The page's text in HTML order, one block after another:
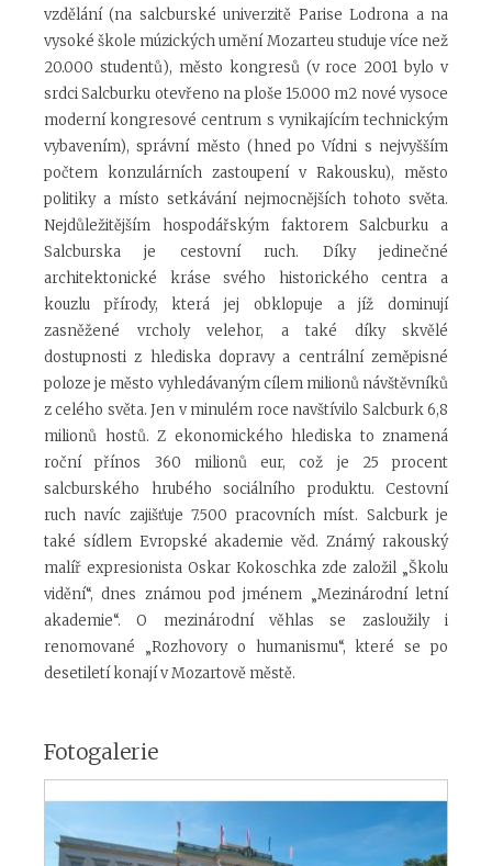
vzdělání (na salcburské univerzitě Parise Lodrona a na
vysoké škole múzických umění Mozarteu studuje více než
20.000 studentů), město kongresů (v roce 2001 bylo v
srdci Salcburku otevřeno na ploše 15.000 m2 nové vysoce
moderní kongresové centrum s vynikajícím technickým
vybavením), správní město (hned po Vídni s nejvyšším
počtem konzulárních zastoupení v Rakousku), město
politiky a místo setkávání nejmocnějších tohoto světa.
Nejdůležitějším hospodářským faktorem Salcburku a
Salcburska je cestovní ruch. Díky jedinečné
architektonické kráse svého historického centra a
kouzlu přírody, která jej obklopuje a jíž dominují
zasněžené vrcholy velehor, a také díky skvělé
dostupnosti z hlediska dopravy a centrální zeměpisné
poloze je město vyhledávaným cílem milionů návštěvníků
z celého světa. Jen v minulém roce navštívilo Salcburk 6,8
milionů hostů. Z ekonomického hlediska to znamená
roční přínos 360 milionů eur, což je 25 procent
salcburského hrubého sociálního produktu. Cestovní
ruch navíc zajišťuje 7.500 pracovních míst. Salcburk je
také sídlem Evropské akademie věd. Známý rakouský
malíř expresionista Oskar Kokoschka zde založil „Školu
vidění“, dnes známou pod jménem „Mezinárodní letní
akademie“. O mezinárodní věhlas se zasloužily i
renomované „Rozhovory o humanismu“, které se po
desetiletí konají v Mozartově městě.
Fotogalerie